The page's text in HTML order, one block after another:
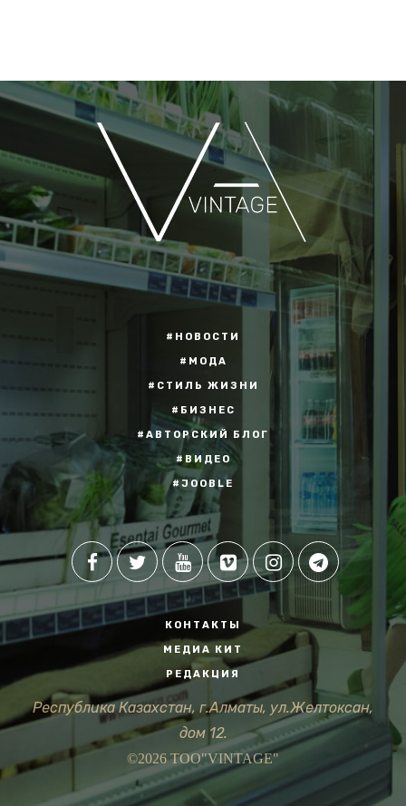
#НОВОСТИ
#МОДА
#СТИЛЬ ЖИЗНИ
#БИЗНЕС
#АВТОРСКИЙ БЛОГ
#ВИДЕО
#JOOBLE
КОНТАКТЫ
МЕДИА КИТ
РЕДАКЦИЯ
Республика Казахстан, г.Алматы, ул.Желтоксан,
дом 12.
©2026 ТОО"VINTAGE"